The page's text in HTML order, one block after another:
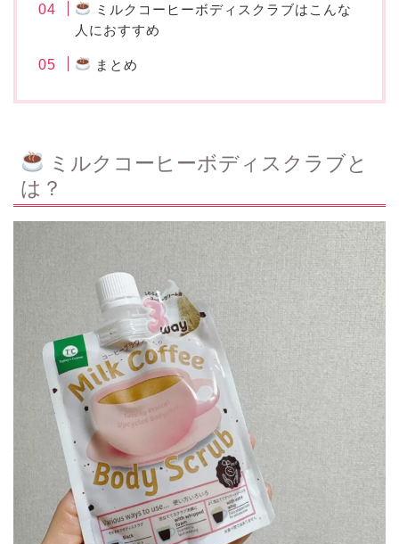
ミルクコーヒーボディスクラブはこんな
人におすすめ
まとめ
ミルクコーヒーボディスクラブと
は？